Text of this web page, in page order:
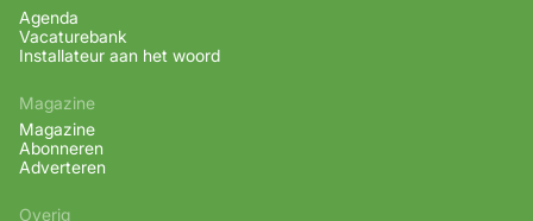
Agenda
Vacaturebank
Installateur aan het woord
Magazine
Magazine
Abonneren
Adverteren
Overig